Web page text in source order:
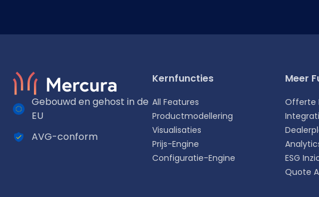
Selecteer uw taal
Kies uw voorkeurstaal voor een meer persoonlijke ervaring.
Gebouwd en gehost in de
EU
AVG-conform
Kernfuncties
All Features
Productmodellering
Visualisaties
Prijs-Engine
Configuratie-Engine
Meer
Offerte
ESG
Quote